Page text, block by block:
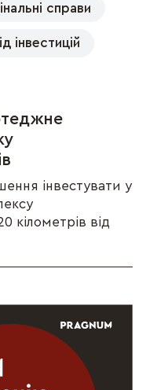
справи
інвестицій
інвестувати у
кілометрів від